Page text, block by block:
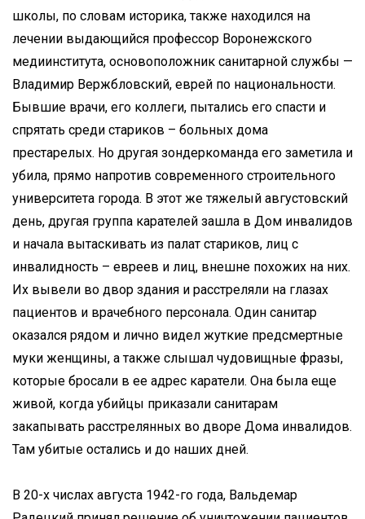
школы, по словам историка, также находился на
лечении выдающийся профессор Воронежского
медиинститута, основоположник санитарной службы —
Владимир Вержбловский, еврей по национальности.
Бывшие врачи, его коллеги, пытались его спасти и
спрятать среди стариков – больных дома
престарелых. Но другая зондеркоманда его заметила и
убила, прямо напротив современного строительного
университета города. В этот же тяжелый августовский
день, другая группа карателей зашла в Дом инвалидов
и начала вытаскивать из палат стариков, лиц с
инвалидность – евреев и лиц, внешне похожих на них.
Их вывели во двор здания и расстреляли на глазах
пациентов и врачебного персонала. Один санитар
оказался рядом и лично видел жуткие предсмертные
муки женщины, а также слышал чудовищные фразы,
которые бросали в ее адрес каратели. Она была еще
живой, когда убийцы приказали санитарам
закапывать расстрелянных во дворе Дома инвалидов.
Там убитые остались и до наших дней.
В 20-х числах августа 1942-го года, Вальдемар